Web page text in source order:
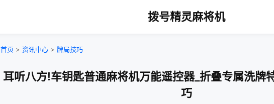
拨号精灵麻将机
首页 > 资讯中心 > 牌局技巧
耳听八方!车钥匙普通麻将机万能遥控器_折叠专属洗牌
巧